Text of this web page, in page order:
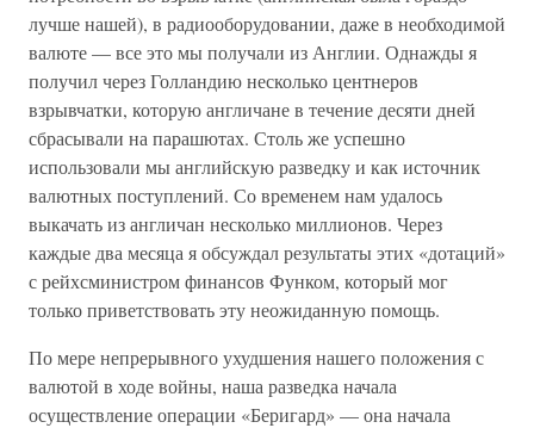
лучше нашей), в радиооборудовании, даже в необходимой
валюте — все это мы получали из Англии. Однажды я
получил через Голландию несколько центнеров
взрывчатки, которую англичане в течение десяти дней
сбрасывали на парашютах. Столь же успешно
использовали мы английскую разведку и как источник
валютных поступлений. Со временем нам удалось
выкачать из англичан несколько миллионов. Через
каждые два месяца я обсуждал результаты этих «дотаций»
с рейхсминистром финансов Функом, который мог
только приветствовать эту неожиданную помощь.
По мере непрерывного ухудшения нашего положения с
валютой в ходе войны, наша разведка начала
осуществление операции «Беригард» — она начала